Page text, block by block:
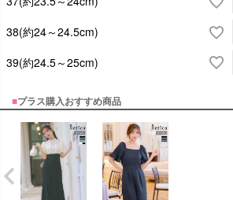
38(約24～24.5cm)
39(約24.5～25cm)
■プラス購入おすすめ商品